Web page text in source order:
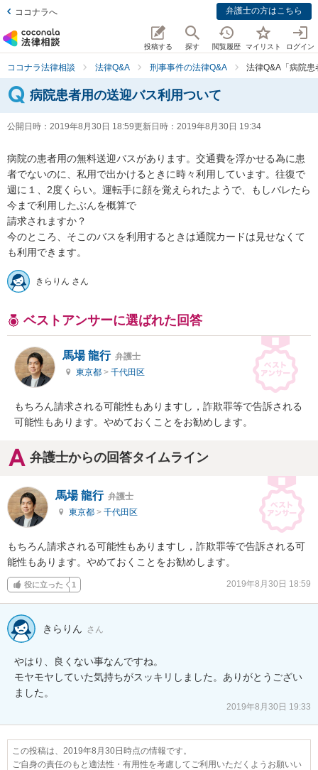
ココナラへ 弁護士の方はこちら
投稿する 探す 閲覧履歴 マイリスト ログイン
ココナラ法律相談 法律Q&A 刑事事件の法律Q&A 法律Q&A「病院
病院患者用の送迎バス利用ついて
公開日時： 2019年8月30日 18:59更新日時： 2019年8月30日 19:34
病院の患者用の無料送迎バスがあります。交通費を浮かせる為に患
者でないのに、私用で出かけるときに時々利用しています。往復で
週に１、2度くらい。運転手に顔を覚えられたようで、もしバレたら
今まで利用したぶんを概算で
請求されますか？
今のところ、そこのバスを利用するときは通院カードは見せなくて
も利用できます。
きらりん さん
ベストアンサーに選ばれた回答
馬場 龍行 弁護士
東京都 > 千代田区
もちろん請求される可能性もありますし，詐欺罪等で告訴される
可能性もあります。やめておくことをお勧めします。
弁護士からの回答タイムライン
馬場 龍行 弁護士
東京都 > 千代田区
もちろん請求される可能性もありますし，詐欺罪等で告訴される可
能性もあります。やめておくことをお勧めします。
役に立った 1 2019年8月30日 18:59
きらりん さん
やはり、良くない事なんですね。
モヤモヤしていた気持ちがスッキリしました。ありがとうござい
ました。
2019年8月30日 19:33
この投稿は、2019年8月30日時点の情報です。
ご自身の責任のもと適法性・有用性を考慮してご利用いただくようお願いい